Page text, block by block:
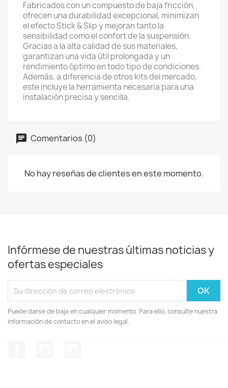
Fabricados con un compuesto de baja fricción,
ofrecen una durabilidad excepcional, minimizan
el efecto Stick & Slip y mejoran tanto la
sensibilidad como el confort de la suspensión.
Gracias a la alta calidad de sus materiales,
garantizan una vida útil prolongada y un
rendimiento óptimo en todo tipo de condiciones.
Además, a diferencia de otros kits del mercado,
este incluye la herramienta necesaria para una
instalación precisa y sencilla.
Comentarios (0)
No hay reseñas de clientes en este momento.
Infórmese de nuestras últimas noticias y
ofertas especiales
Puede darse de baja en cualquier momento. Para ello, consulte nuestra
información de contacto en el aviso legal.